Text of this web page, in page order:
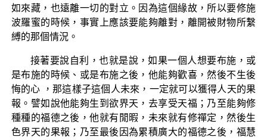
如來藏，也遠離一切的對立。因為這個緣故，所以要修施
波羅蜜的時候，事實上應該要能夠離對，離開被財物所繫
縛的那個情況。
接著要說自利，也就是說，如果一個人想要布施，或
是布施的時候、或是布施之後，他能夠歡喜，然後不生後
悔的心 ，那這樣子這個人未來，一定就可以獲得人天的果
報。譬如說他能夠生到欲界天，去享受天福；乃至能夠修
種種的福德之後，他就有閒暇，未來就有修禪定，然後生
色界天的果報；乃至最後因為累積廣大的福德之後，福慧